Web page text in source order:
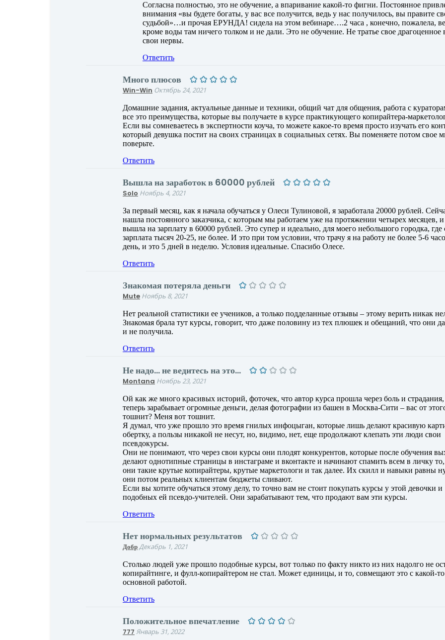
Согласна полностью, это не обучение, а впаривание какой-то фигни. Постоянное
внимания «вы будете богаты, у вас все получится, ведь у нас получилось, вы правите
судьбой»…и прочая ЕРУНДА! сидела на этом вебинаре….2 часа , конечно, пожалела,
кроме воды там ничего толком и не дали. Это не обучение. Не тратье свое драгоценное
свои нервы.
Ответить
Много плюсов
Win-Win Октябрь 24, 2021
Домашние задания, актуальные данные и техники, общий чат для общения, работа с
все это преимущества, которые вы получаете в курсе практикующего копирайтера-
Если вы сомневаетесь в экспертности коуча, то можете какое-то время просто изучать его
который девушка постит на своих страницах в социальных сетях. Вы поменяете потом свое
поверьте.
Ответить
Вышла на заработок в 60000 рублей
Solo Ноябрь 4, 2021
За первый месяц, как я начала обучаться у Олеси Тулиновой, я заработала 20000 рублей.
нашла постоянного заказчика, с которым мы работаем уже на протяжении четырех месяцев, и
вышла на зарплату в 60000 рублей. Это супер и идеально, для моего небольшого городка, где
зарплата тысяч 20-25, не более. И это при том условии, что трачу я на работу не более 5-6
день, и это 5 дней в неделю. Условия идеальные. Спасибо Олесе.
Ответить
Знакомая потеряла деньги
Mute Ноябрь 8, 2021
Нет реальной статистики ее учеников, а только подделанные отзывы – этому верить никак
Знакомая брала тут курсы, говорит, что даже половину из тех плюшек и обещаний, что они
и не получила.
Ответить
Не надо… не ведитесь на это…
Montana Ноябрь 23, 2021
Ой как же много красивых историй, фоточек, что автор курса прошла через боль и страдания,
теперь зарабывает огромные деньги, делая фотографии из башен в Москва-Сити – вас от
тошнит? Меня вот тошнит.
Я думал, что уже прошло это время гнилых инфоцыган, которые лишь делают красивую
обертку, а пользы никакой не несут, но, видимо, нет, еще продолжают клепать эти люди свои
псевдокурсы.
Они не понимают, что через свои курсы они плодят конкурентов, которые после обучения
делают однотипные страницы в инстаграме и вконтакте и начинают спамить всем в личку
они такие крутые копирайтеры, крутые маркетологи и так далее. Их скилл и навыки равны
они потом реальных клиентам бюджеты сливают.
Если вы хотите обучаться этому делу, то точно вам не стоит покупать курсы у этой девочки и
подобных ей псевдо-учителей. Они зарабатывают тем, что продают вам эти курсы.
Ответить
Нет нормальных результатов
ДобрДекабрь 1, 2021
Столько людей уже прошло подобные курсы, вот только по факту никто из них надолго не
копирайтинге, и фулл-копирайтером не стал. Может единицы, и то, совмещают это с какой-то
основной работой.
Ответить
Положительное впечатление
777 Январь 31, 2022